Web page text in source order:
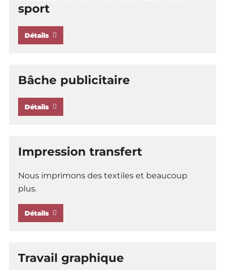
sport
Détails
Bâche publicitaire
Détails
Impression transfert
Nous imprimons des textiles et beaucoup
plus.
Détails
Travail graphique